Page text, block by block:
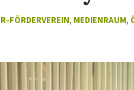
FÖRDERVEREIN, MEDIENRAUM,